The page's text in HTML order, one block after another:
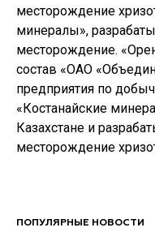
месторождение
минералы»,
месторождение.
состав «ОАО
предприятия по
«Костанайские
Казахстане и
месторождение
ПОПУЛЯРНЫЕ НОВОСТИ